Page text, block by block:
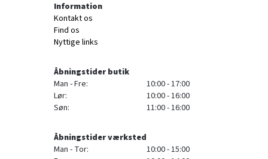
Information
Kontakt os
Find os
Nyttige links
Åbningstider butik
Man - Fre:
10:00 - 17:00
Lør:
10:00 - 16:00
Søn:
11:00 - 16:00
Åbningstider værksted
Man - Tor:
10:00 - 15:00